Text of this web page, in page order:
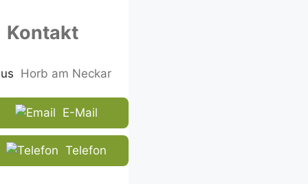
the
ensure
that
you
are
human.
Kontakt
Horb am Neckar
E-Mail
Telefon